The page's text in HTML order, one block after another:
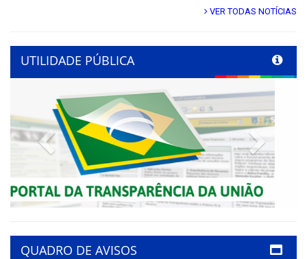
VER TODAS NOTÍCIAS
UTILIDADE PÚBLICA
Previous
QUADRO DE AVISOS